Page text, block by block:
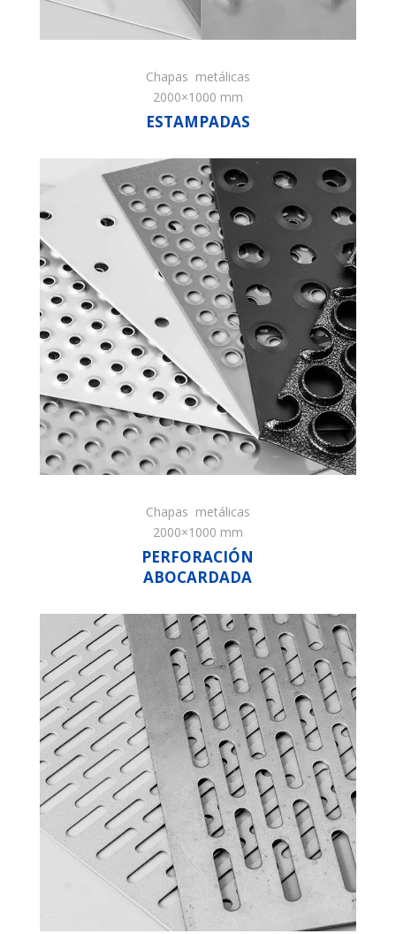
Chapas metálicas
2000×1000 mm
ESTAMPADAS
Chapas metálicas
2000×1000 mm
PERFORACIÓN
ABOCARDADA